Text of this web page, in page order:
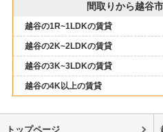
間取りから越谷
越谷の1R~1LDKの賃貸
越谷の2K~2LDKの賃貸
越谷の3K~3LDKの賃貸
越谷の4K以上の賃貸
トップページ